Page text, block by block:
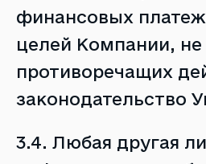
финансовых
целей Компании, не
противоречащих
законодательство
3.4. Любая другая